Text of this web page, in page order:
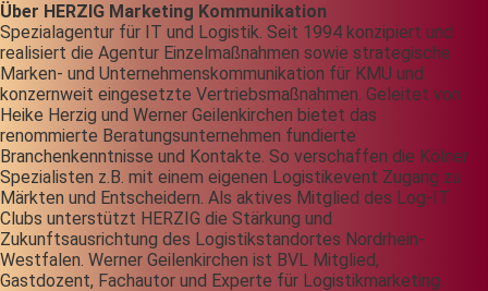
Über HERZIG Marketing Kommunikation
Spezialagentur für IT und Logistik. Seit 1994 konzipiert und
realisiert die Agentur Einzelmaßnahmen sowie strategische
Marken- und Unternehmenskommunikation für KMU und
konzernweit eingesetzte Vertriebsmaßnahmen. Geleitet von
Heike Herzig und Werner Geilenkirchen bietet das
renommierte Beratungsunternehmen fundierte
Branchenkenntnisse und Kontakte. So verschaffen die Kölner
Spezialisten z.B. mit einem eigenen Logistikevent Zugang zu
Märkten und Entscheidern. Als aktives Mitglied des Log-IT
Clubs unterstützt HERZIG die Stärkung und
Zukunftsausrichtung des Logistikstandortes Nordrhein-
Westfalen. Werner Geilenkirchen ist BVL Mitglied,
Gastdozent, Fachautor und Experte für Logistikmarketing.